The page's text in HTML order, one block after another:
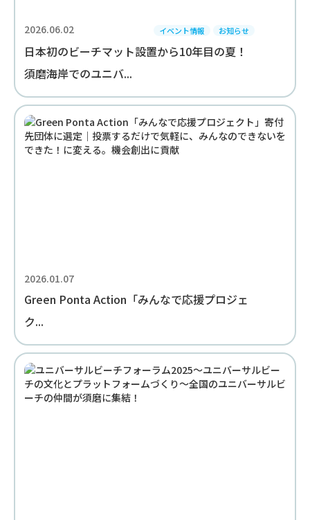
2026.06.02 イベント情報 お知らせ
日本初のビーチマット設置から10年目の夏！
須磨海岸でのユニバ...
2026.01.07
Green Ponta Action「みんなで応援プロジェ
ク...